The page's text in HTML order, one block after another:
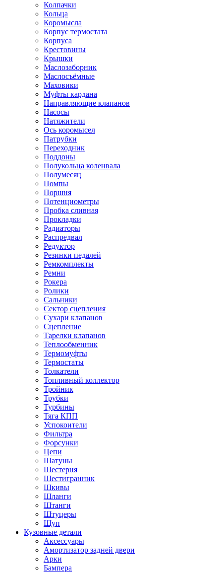
Колпачки
Кольца
Коромысла
Корпус термостата
Корпуса
Крестовины
Крышки
Маслозаборник
Маслосъёмные
Маховики
Муфты кардана
Направляющие клапанов
Насосы
Натяжители
Ось коромысел
Патрубки
Переходник
Поддоны
Полукольца коленвала
Полумесяц
Помпы
Поршня
Потенциометры
Пробка сливная
Прокладки
Радиаторы
Распредвал
Редуктор
Резинки педалей
Ремкомплекты
Ремни
Рокера
Ролики
Сальники
Сектор сцепления
Сухари клапанов
Сцепление
Тарелки клапанов
Теплообменник
Термомуфты
Термостаты
Толкатели
Топливный коллектор
Тройник
Трубки
Турбины
Тяга КПП
Успокоители
Фильтра
Форсунки
Цепи
Шатуны
Шестерня
Шестигранник
Шкивы
Шланги
Штанги
Штуцеры
Щуп
Кузовные детали
Аксессуары
Амортизатор задней двери
Арки
Бампера